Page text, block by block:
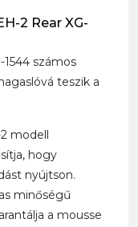
2 Rear XG-
1544 számos
teszik a
modell
hogy
nyújtson.
minőségű
a mousse